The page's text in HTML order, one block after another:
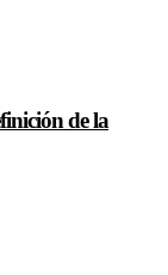
de la